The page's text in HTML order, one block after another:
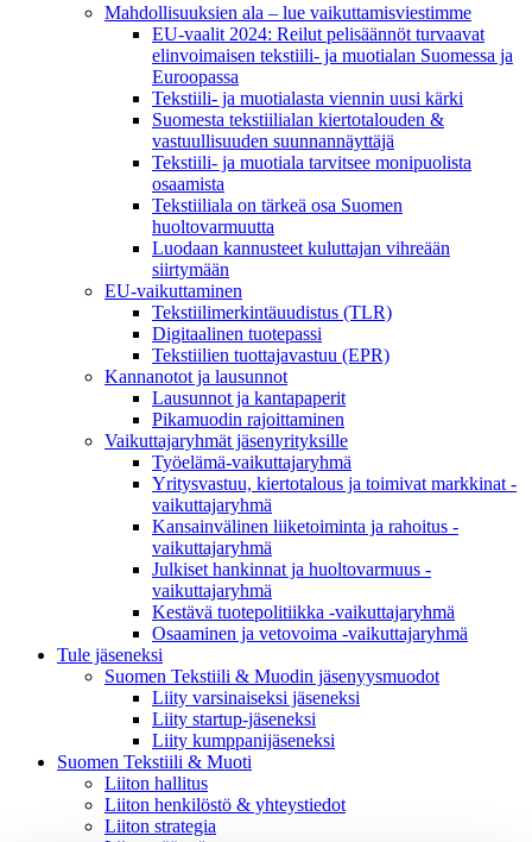
Mahdollisuuksien ala – lue vaikuttamis­viestimme
EU-vaalit 2024: Reilut pelisäännöt turvaavat
elinvoimaisen tekstiili- ja muotialan Suomessa ja
Euroopassa
Tekstiili- ja muotialasta viennin uusi kärki
Suomesta tekstiilialan kiertotalouden &
vastuullisuuden suunnannäyttäjä
Tekstiili- ja muotiala tarvitsee monipuolista
osaamista
Tekstiiliala on tärkeä osa Suomen
huoltovarmuutta
Luodaan kannusteet kuluttajan vihreään
siirtymään
EU-vaikuttaminen
Tekstiilimerkintäuudistus (TLR)
Digitaalinen tuotepassi
Tekstiilien tuottajavastuu (EPR)
Kannanotot ja lausunnot
Lausunnot ja kantapaperit
Pikamuodin rajoittaminen
Vaikuttajaryhmät jäsenyrityksille
Työelämä-vaikuttajaryhmä
Yritysvastuu, kiertotalous ja toimivat markkinat -
vaikuttajaryhmä
Kansainvälinen liiketoiminta ja rahoitus -
vaikuttajaryhmä
Julkiset hankinnat ja huoltovarmuus -
vaikuttajaryhmä
Kestävä tuotepolitiikka​ -vaikuttajaryhmä
Osaaminen ja vetovoima -vaikuttajaryhmä
Tule jäseneksi
Suomen Tekstiili & Muodin jäsenyysmuodot
Liity varsinaiseksi jäseneksi
Liity startup-jäseneksi
Liity kumppani­jäseneksi
Suomen Tekstiili & Muoti
Liiton hallitus
Liiton henkilöstö & yhteystiedot
Liiton strategia